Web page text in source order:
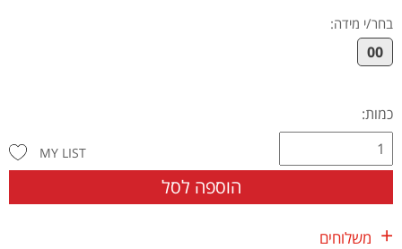
בחר/י מידה:
00
כמות:
הוספה לסל
MY LIST
משלוחים